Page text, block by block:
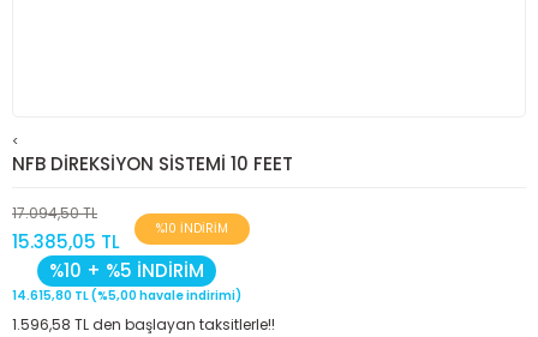
<
NFB DİREKSİYON SİSTEMİ 10 FEET
17.094,50 TL
15.385,05 TL
%10 İNDİRİM
%10 + %5 İNDİRİM
14.615,80 TL (%5,00 havale indirimi)
1.596,58 TL den başlayan taksitlerle!!